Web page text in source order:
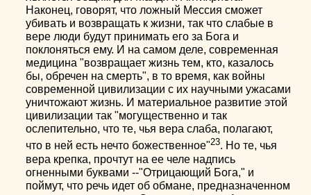
Наконец, говорят, что ложный Мессия сможет
убивать и возвращать к жизни, так что слабые в
вере люди будут принимать его за Бога и
поклоняться ему. И на самом деле, современная
медицина "возвращает жизнь тем, кто, казалось
бы, обречен на смерть", в то время, как войны
современной цивилизации с их научными ужасами
уничтожают жизнь. И материальное развитие этой
цивилизации так "могущественно и так
ослепительно, что те, чья вера слаба, полагают,
что в ней есть нечто божественное"23. Но те, чья
вера крепка, прочтут на ее челе надпись
огненными буквами --"Отрицающий Бога," и
поймут, что речь идет об обмане, предназначенном